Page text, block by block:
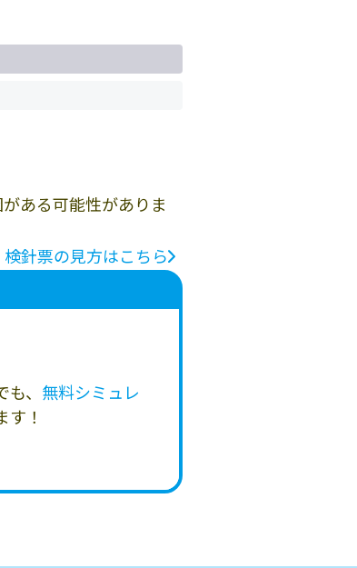
ある可能性がありま
検針票の見方はこちら
、 無料シミュレ
！